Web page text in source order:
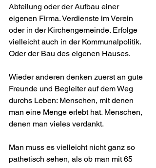
Abteilung oder der Aufbau einer
eigenen Firma. Verdienste im Verein
oder in der Kirchengemeinde. Erfolge
vielleicht auch in der Kommunalpolitik.
Oder der Bau des eigenen Hauses.
Wieder anderen denken zuerst an gute
Freunde und Beglei­ter auf dem Weg
durchs Leben: Menschen, mit denen
man eine Menge erlebt hat. Menschen,
denen man vieles verdankt.
Man muss es vielleicht nicht ganz so
pathetisch sehen, als ob man mit 65